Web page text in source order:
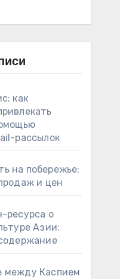
как
рассылок
на побережье:
и цен
ресурса о
Азии:
между Каспием